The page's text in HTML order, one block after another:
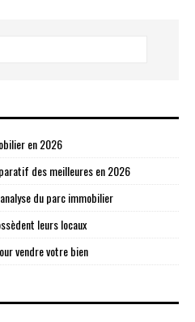
en 2026
des meilleures en 2026
du parc immobilier
leurs locaux
vendre votre bien